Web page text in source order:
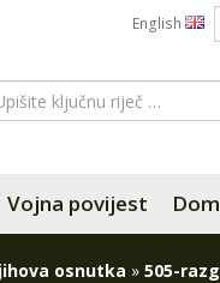
English
Vojna povijest
osnutka » 505-